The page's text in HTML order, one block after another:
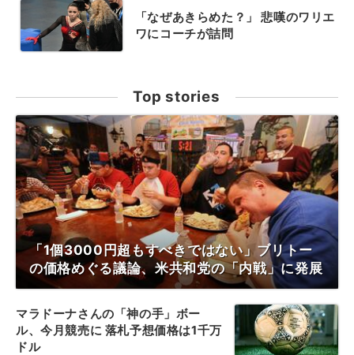
「なぜあきらめた？」 悲嘆のワリエ
ワにコーチが詰問
Top stories
「1個3000円超もすべきではない」ブリトー
の価格めぐる議論、米共和党の「内戦」に発展
マラドーナさんの「神の手」ボー
ル、今月競売に 落札予想価格は1千万
ドル